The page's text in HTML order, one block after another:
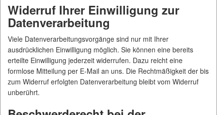
Widerruf Ihrer Einwilligung zur
Datenverarbeitung
Viele Datenverarbeitungsvorgänge sind nur mit Ihrer
ausdrücklichen Einwilligung möglich. Sie können eine bereits
erteilte Einwilligung jederzeit widerrufen. Dazu reicht eine
formlose Mitteilung per E-Mail an uns. Die Rechtmäßigkeit der bis
zum Widerruf erfolgten Datenverarbeitung bleibt vom Widerruf
unberührt.